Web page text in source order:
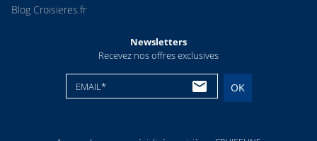
Blog Croisieres.fr
Newsletters
Recevez nos offres exclusives
EMAIL* OK